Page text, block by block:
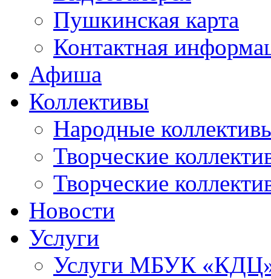
Пушкинская карта
Контактная
Афиша
Коллективы
Народные
Творческие
Творческие
Новости
Услуги
Услуги МБУК